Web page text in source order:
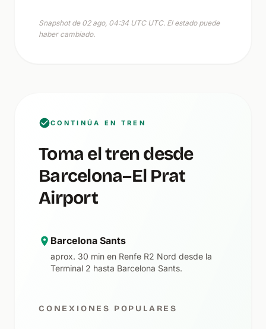
Snapshot de 02 ago, 04:34 UTC UTC. El estado puede
haber cambiado.
CONTINÚA EN TREN
Toma el tren desde
Barcelona–El Prat
Airport
Barcelona Sants
aprox. 30 min en Renfe R2 Nord desde la
Terminal 2 hasta Barcelona Sants.
CONEXIONES POPULARES